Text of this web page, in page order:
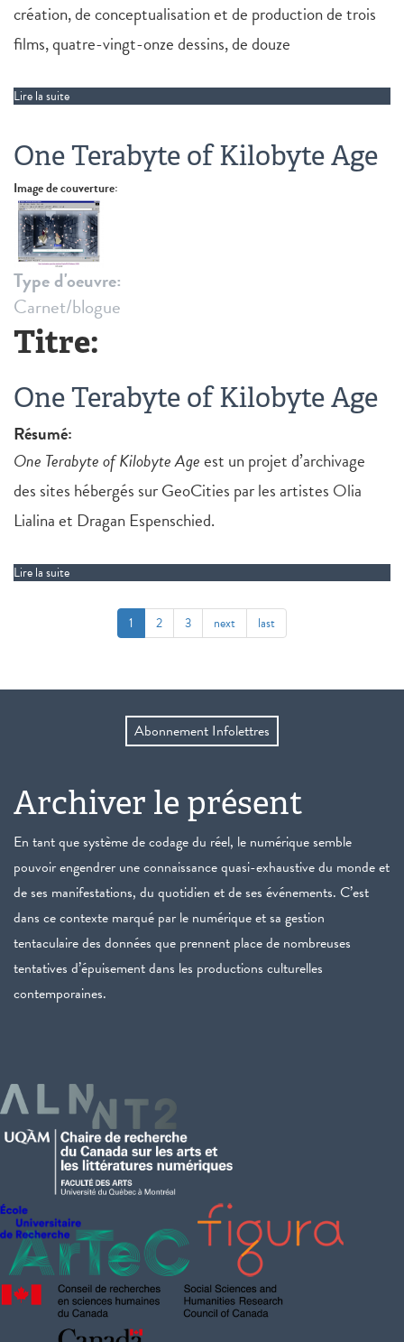
création, de conceptualisation et de production de trois
films, quatre-vingt-onze dessins, de douze
Lire la suite
One Terabyte of Kilobyte Age
Image de couverture:
Type d'oeuvre:
Carnet/blogue
Titre:
One Terabyte of Kilobyte Age
Résumé:
One Terabyte of Kilobyte Ageest un projet d’archivage
des sites hébergés sur GeoCities par les artistes Olia
Lialina et Dragan Espenschied.
Lire la suite
1 2 3 next last
Abonnement Infolettres
Archiver le présent
En tant que système de codage du réel, le numérique semble
pouvoir engendrer une connaissance quasi-exhaustive du monde et
de ses manifestations, du quotidien et de ses événements. C’est
dans ce contexte marqué par le numérique et sa gestion
tentaculaire des données que prennent place de nombreuses
tentatives d’épuisement dans les productions culturelles
contemporaines.